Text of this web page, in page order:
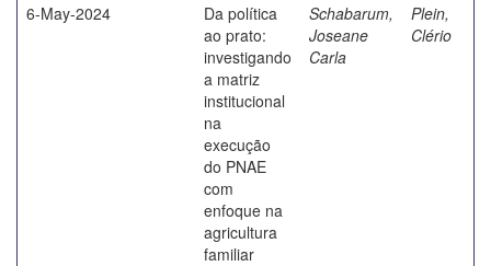
6-May-2024
Da política
ao prato:
investigando
a matriz
institucional
na
execução
do PNAE
com
enfoque na
agricultura
familiar
Schabarum,
Joseane
Carla
Plein,
Clério